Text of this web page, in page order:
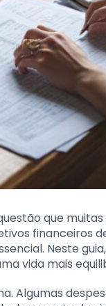
que
financeiros
Neste
vida mais
Algumas